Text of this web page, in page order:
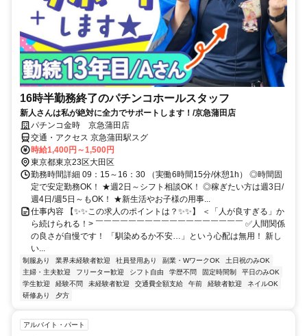
16時半勤務終了のパチンコホールスタッフ
新人さんは私が絶対に全力でサポートします！/京急蒲田店
パチンコ金時 京急蒲田店
交通・アクセス 京急蒲田駅スグ
時給1,400円～1,500円
東京都東京23区大田区
勤務時間詳細 09：15～16：30 （実働6時間15分/休憩1h） ◎時間固
定で安定勤務OK！ ★週2日～シフト相談OK！ ◎稼ぎたい方は週3日/
週4日/週5日～もOK！ ★新生活やお子様の用事...
仕事内容 【✨✨この求人のポイントは？✨✨】 ＜「人が良すぎる」か
ら続けられる！> ￣￣￣￣￣￣￣￣￣￣￣￣￣￣￣￣￣￣ ✅人間関係
の良さが自慢です！ 「馴染めるか不安…」という心配は無用！ 新し
い...
制服あり 業界未経験者歓迎 社員登用あり 副業・WワークOK
土日祝のみOK
主婦・主夫歓迎
フリーター歓迎 シフト自由 学歴不問 固定時間制
平日のみOK
学生歓迎
経験不問 未経験者歓迎 交通費全額支給 午前 経験者歓迎
ネイルOK
研修あり
夕方
アルバイト・パート